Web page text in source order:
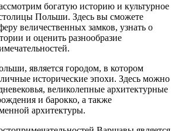
богатую историю и культурное
Польши. Здесь вы сможете
величественных замков, узнать о
и оценить разнообразие
является городом, в котором
исторические эпохи. Здесь можно
великолепные архитектурные
и барокко, а также
архитектуры.